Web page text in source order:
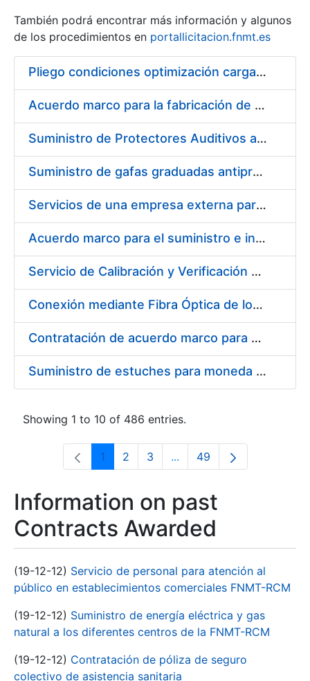
Show/Hide
También podrá encontrar más información y algunos
de los procedimientos en portallicitacion.fnmt.es
Pliego condiciones optimización cargas compras firmado
Acuerdo marco para la fabricación de piezas
Suministro de Protectores Auditivos a medida para las personas trabajadoras de los Centros de Trabajo de Madrid y Burgos
Suministro de gafas graduadas antiproyecciones para los trabajadores de la FNMT-RCM en los centros de trabajo de Madrid y Burgos
Servicios de una empresa externa para el asesoramiento y resolución de los recursos de alzada que se presentan relacionados con procesos de selección para la FNMT-RCM
Acuerdo marco para el suministro e instalación de persianas, estores y otros complementos
Servicio de Calibración y Verificación Externa de los Equipos de Medición del Servicio de Prevención de la FNMT-RCM
Conexión mediante Fibra Óptica de los Centros de Proceso de Datos (CPDs) de las sedes de la FNMT-RCM de Burgos y Madrid
Contratación de acuerdo marco para el Suministro de Material de Electricidad para la Fábrica Nacional de Moneda y Timbre-Real Casa de la Moneda en su centro de trabajo de Burgos
Suministro de estuches para moneda de 30 €
Showing 1 to 10 of 486 entries.
Page
1 Page
2 Page
3 ...Intermediate Pages Use
Page
49
Information on past
Contracts Awarded
(19-12-12) Servicio de personal para atención al
público en establecimientos comerciales FNMT-RCM
(19-12-12) Suministro de energía eléctrica y gas
natural a los diferentes centros de la FNMT-RCM
(19-12-12) Contratación de póliza de seguro
colectivo de asistencia sanitaria